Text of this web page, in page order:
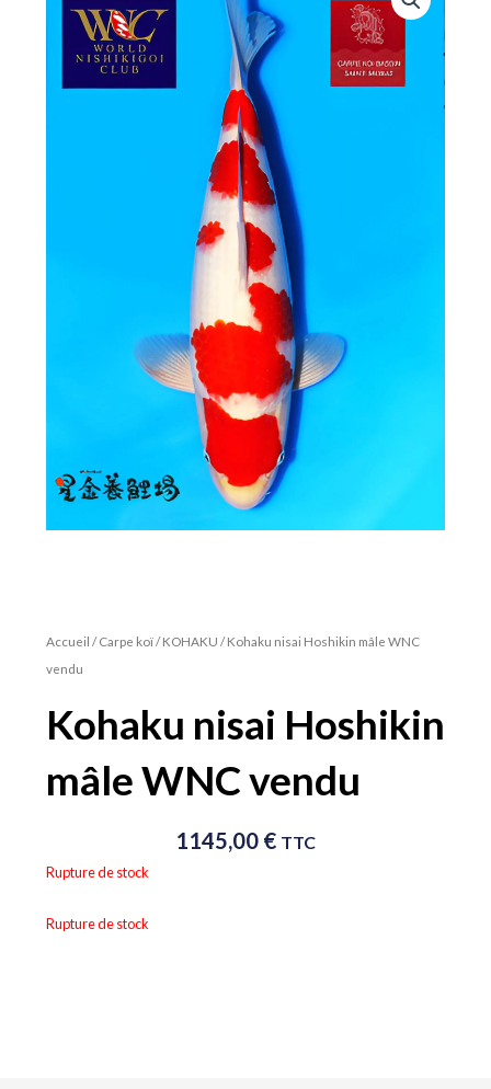
Accueil /Carpe koï/KOHAKU / Kohaku nisai Hoshikin mâle WNC
vendu
Kohaku nisai Hoshikin
mâle WNC vendu
1145,00 € TTC
Rupture de stock
Rupture de stock